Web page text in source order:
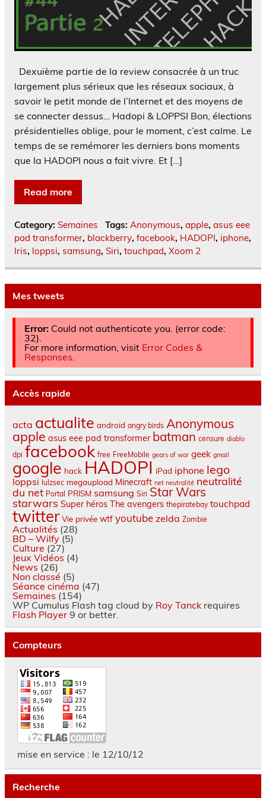
Dexuième partie de la review consacrée à un truc
largement plus sérieux que les réseaux sociaux, à
savoir le petit monde de l’Internet et des moyens de
se connecter dessus… Hadopi & LOPPSI Bon, élections
présidentielles oblige, pour le moment, c’est calme. Le
temps de se remémorer les derniers bons moments
que la HADOPI nous a fait vivre. Et […]
Read more
Category: Semaines Tags: Anonymous, apple, asus eee
pad transformer, blackberry, facebook, HADOPI, iphone,
Iris, loppsi, samsung, Siri, touchpad, Xoom 2
Mes tweets
Error:Could not authenticate you. (error code:
32).
For more information, visit Error Codes &
Responses
Accès rapide
acta actualite android angry birds Anonymous
apple asus eee pad transformer batman censure diablo
dpi facebook free FreeMobile gears of war geek gmail
google hack HADOPI iPad iphone lego
loppsi lulzsec megaupload Minecraft net neutralité neutralité
du net Portal PRISM samsung Siri Star Wars
starwars Super héros The avengers thepiratebay touchpad
twitter Vie privée wtf youtube zelda Zombie
Actualités (28)
BD – Wilfy(5)
Culture (27)
Jeux Vidéos (4)
News (26)
Non classé (5)
Séance cinéma (47)
Semaines (154)
WP Cumulus Flash tag cloud by Roy Tanckrequires
Flash Player9 or better.
Compteurs
mise en service : le 12/10/12
Recherche